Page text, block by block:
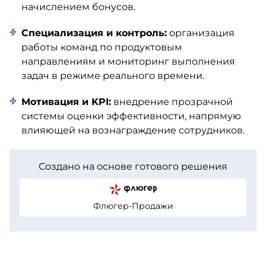
начислением бонусов.
Специализация и контроль: организация
работы команд по продуктовым
направлениям и мониторинг выполнения
задач в режиме реального времени.
Мотивация и KPI: внедрение прозрачной
системы оценки эффективности, напрямую
влияющей на вознаграждение сотрудников.
Создано на основе готового решения
Флюгер-Продажи